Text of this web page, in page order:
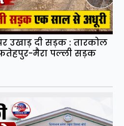
उखाड़ दी सड़क : तारकोल
मैरा पल्ली सड़क